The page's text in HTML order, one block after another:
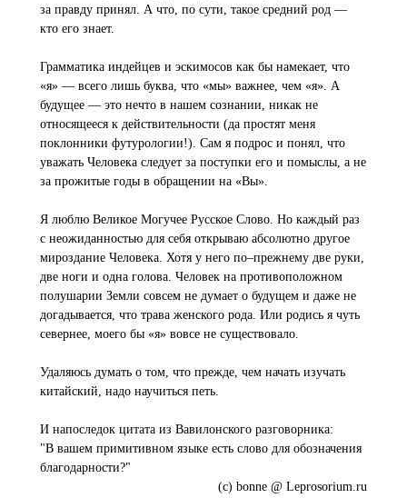
за правду принял. А что, по сути, такое средний род —
кто его знает.
Грамматика индейцев и эскимосов как бы намекает, что
«я» — всего лишь буква, что «мы» важнее, чем «я». А
будущее — это нечто в нашем сознании, никак не
относящееся к действительности (да простят меня
поклонники футурологии!). Сам я подрос и понял, что
уважать Человека следует за поступки его и помыслы, а не
за прожитые годы в обращении на «Вы».
Я люблю Великое Могучее Русское Слово. Но каждый раз
с неожиданностью для себя открываю абсолютно другое
мироздание Человека. Хотя у него по–прежнему две руки,
две ноги и одна голова. Человек на противоположном
полушарии Земли совсем не думает о будущем и даже не
догадывается, что трава женского рода. Или родись я чуть
севернее, моего бы «я» вовсе не существовало.
Удаляюсь думать о том, что прежде, чем начать изучать
китайский, надо научиться петь.
И напоследок цитата из Вавилонского разговорника:
"В вашем примитивном языке есть слово для обозначения
благодарности?"
(с) bonne @ Leprosorium.ru